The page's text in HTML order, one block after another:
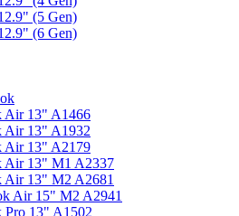
(5 Gen)
(6 Gen)
Air 13" A1466
Air 13" A1932
Air 13" A2179
Air 13" M1 A2337
Air 13" M2 A2681
Air 15" M2 A2941
Pro 13" A1502